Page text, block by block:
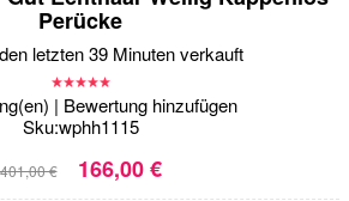
Perücke
letzten 39 Minuten verkauft
| Bewertung hinzufügen
Sku:wphh1115
401,00 € 166,00 €